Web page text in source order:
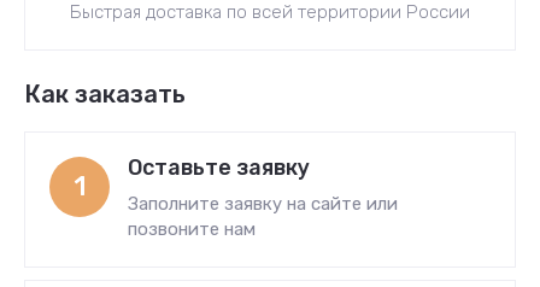
Быстрая доставка по всей территории России
Как заказать
1
Оставьте заявку
Заполните заявку на сайте или
позвоните нам